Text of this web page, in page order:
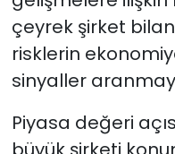
çeyrek şirket
risklerin
sinyaller
Piyasa değeri
YAŞAM
Yazarlar